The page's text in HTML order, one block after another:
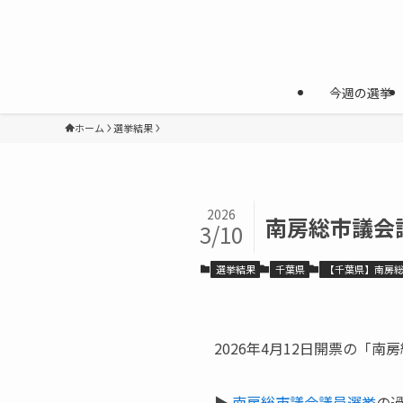
今週の選挙
ホーム 選挙結果
南房総市議
2026
3/10
選挙結果 千葉県 【千葉県】南房
2026年4月12日開票の「南